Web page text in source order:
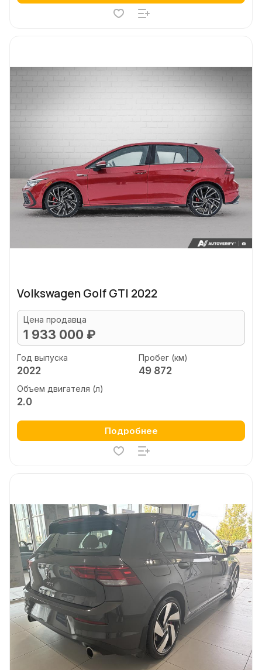
Volkswagen Golf GTI 2022
Цена продавца
1 933 000 ₽
Год выпуска
2022
Пробег (км)
49 872
Объем двигателя (л)
2.0
Подробнее